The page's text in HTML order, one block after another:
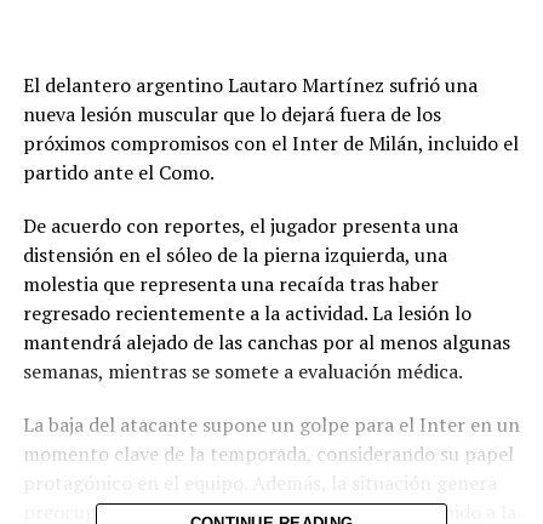
El delantero argentinoLautaro Martínez sufrió una
nueva lesión muscular que lo dejará fuera de los
próximos compromisos con elInter de Milán, incluido el
partido ante el Como.
De acuerdo con reportes, el jugador presenta una
distensión en el sóleo de la pierna izquierda, una
molestia que representa una recaída tras haber
regresado recientemente a la actividad. La lesión lo
mantendrá alejado de las canchas por al menos algunas
semanas, mientras se somete a evaluación médica.
La baja del atacante supone un golpe para el Inter en un
momento clave de la temporada, considerando su papel
preocupación por la continuidad del jugador, debido a la